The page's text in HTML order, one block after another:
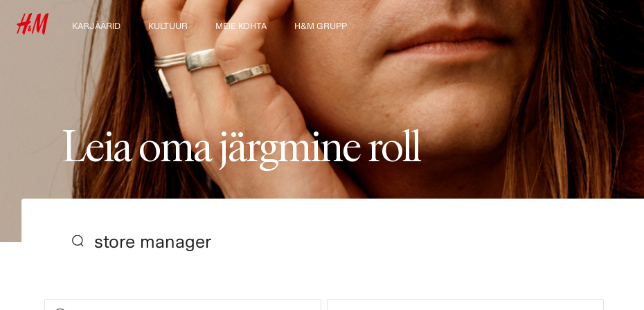
KARJÄÄRID
Avasta meie
töövaldkondi
Õpilased & varajane
karjäär
KULTUUR
Meie kultuur & eelised
MEIE KOHTA
Kes me oleme
Jätkusuutlikkus
Kaasamine &
H&M GRUPP
Uuri grupi kohta
Leiaomajärgmineroll